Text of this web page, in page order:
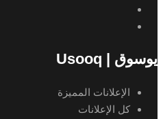
يوسوق | Usooq
الإعلانات المميزة
كل الإعلانات